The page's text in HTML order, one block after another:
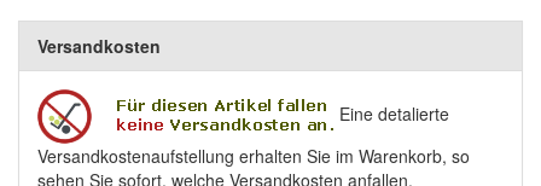
Versandkosten
Eine detalierte
Versandkostenaufstellung erhalten Sie im Warenkorb, so
sehen Sie sofort, welche Versandkosten anfallen.